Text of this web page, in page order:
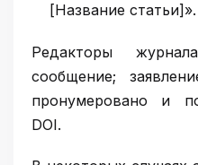
[Название статьи]».
Редакторы
сообщение;
пронумеровано и
DOI.